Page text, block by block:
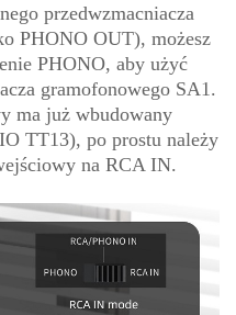
przedwzmacniacza
PHONO OUT), możesz
PHONO, aby użyć
gramofonowego SA1.
ma już wbudowany
TT13), po prostu należy
na RCA IN.